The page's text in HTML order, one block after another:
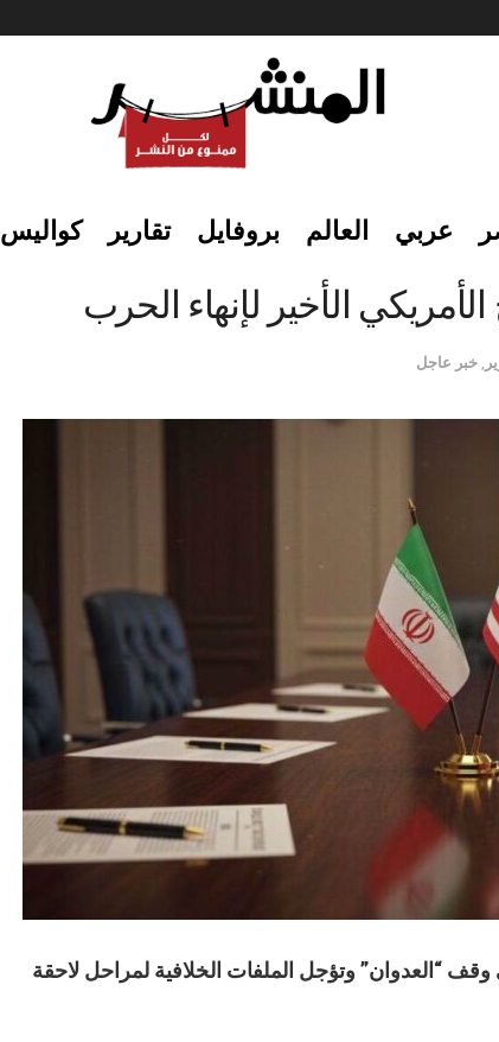
عربي العالم بروفايل تقارير كواليس
الأخير لإنهاء الحرب
خبر عاجل
“العدوان” وتؤجل الملفات الخلافية لمراحل لاحقة